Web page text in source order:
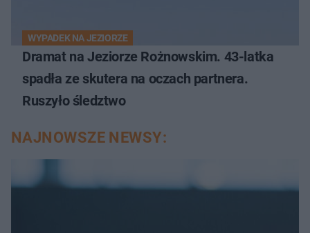
WYPADEK NA JEZIORZE
Dramat na Jeziorze Rożnowskim. 43-latka
spadła ze skutera na oczach partnera.
Ruszyło śledztwo
NAJNOWSZE NEWSY: